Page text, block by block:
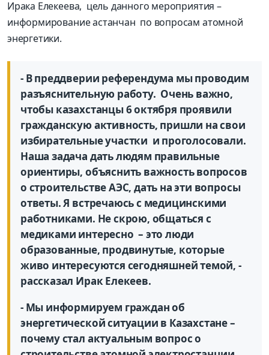
Ирака Елекеева, цель данного мероприятия –
информирование астанчан по вопросам атомной
энергетики.
- В преддверии референдума мы проводим
разъяснительную работу. Очень важно,
чтобы казахстанцы 6 октября проявили
гражданскую активность, пришли на свои
избирательные участки и проголосовали.
Наша задача дать людям правильные
ориентиры, объяснить важность вопросов
о строительстве АЭС, дать на эти вопросы
ответы. Я встречаюсь с медицинскими
работниками. Не скрою, общаться с
медиками интересно – это люди
образованные, продвинутые, которые
живо интересуются сегодняшней темой, -
рассказал Ирак Елекеев.
- Мы информируем граждан об
энергетической ситуации в Казахстане –
почему стал актуальным вопрос о